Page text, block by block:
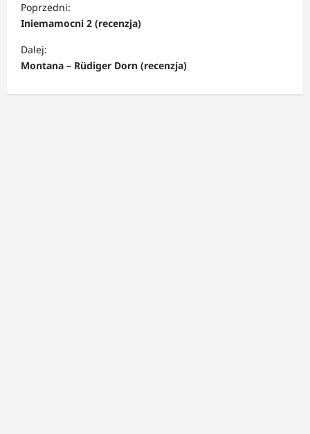
o
b
a
Poprzedni:
Iniemamocni 2 (recenzja)
Dalej:
Montana – Rüdiger Dorn (recenzja)